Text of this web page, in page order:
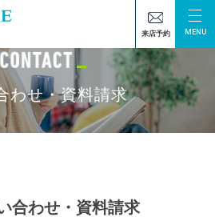
来店予約 MENU
わせ・資料請求
合わせ・資料請求